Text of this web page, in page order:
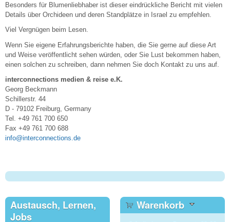
Besonders für Blumenliebhaber ist dieser eindrückliche Bericht mit vielen
Details über Orchideen und deren Standplätze in Israel zu empfehlen.
Viel Vergnügen beim Lesen.
Wenn Sie eigene Erfahrungsberichte haben, die Sie gerne auf diese Art
und Weise veröffentlicht sehen würden, oder Sie Lust bekommen haben,
einen solchen zu schreiben, dann nehmen Sie doch Kontakt zu uns auf.
interconnections medien & reise e.K.
Georg Beckmann
Schillerstr. 44
D - 79102 Freiburg, Germany
Tel. +49 761 700 650
Fax +49 761 700 688
info@interconnections.de
Austausch, Lernen,
Jobs
Warenkorb